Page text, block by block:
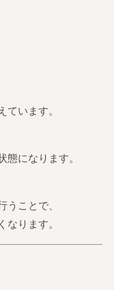
ています。
態になります。
うことで、
なります。